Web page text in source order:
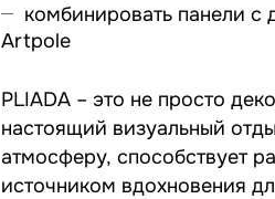
комбинировать панели
Artpole
PLIADA – это не просто
настоящий визуальный
атмосферу, способствует
источником вдохновения